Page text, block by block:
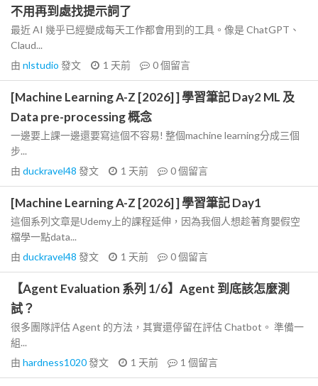
不用再到處找提示詞了
最近 AI 幾乎已經變成每天工作都會用到的工具。像是 ChatGPT、
Claud...
由 nlstudio 發文 1 天前 0個留言
[Machine Learning A-Z [2026] ] 學習筆記 Day2 ML 及
Data pre-processing 概念
一邊要上課一邊還要寫這個不容易! 整個machine learning分成三個
步...
由 duckravel48 發文 1 天前 0個留言
[Machine Learning A-Z [2026] ] 學習筆記 Day1
這個系列文章是Udemy上的課程延伸，因為我個人想趁著育嬰假空
檔學一點data...
由 duckravel48 發文 1 天前 0個留言
【Agent Evaluation 系列 1/6】Agent 到底該怎麼測
試？
很多團隊評估 Agent 的方法，其實還停留在評估 Chatbot。 準備一
組...
由 hardness1020發文 1 天前 1 個留言